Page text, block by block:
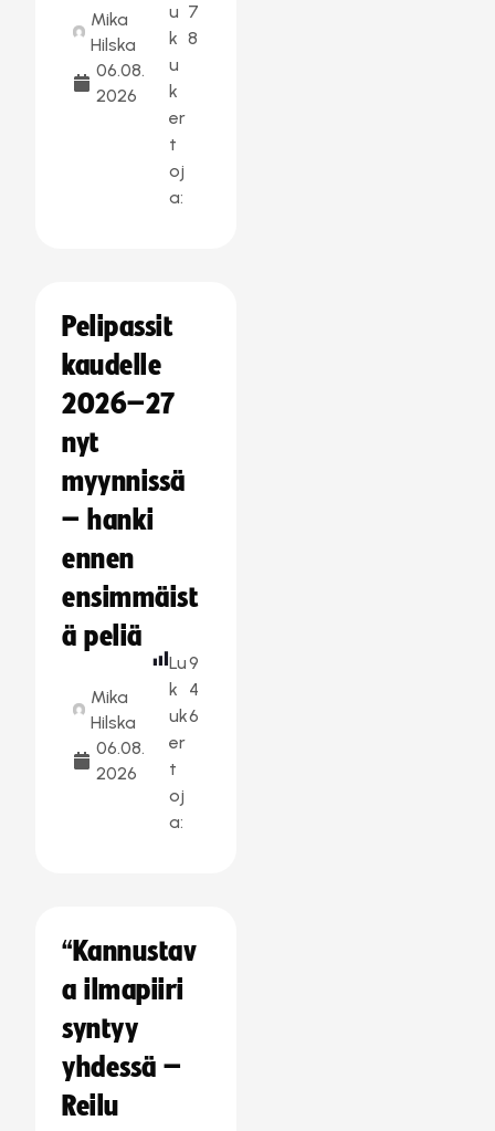
Mika
Hilska
06.08.
2026
u
k
u
k
er
t
oj
a:
7
8
Pelipassit
kaudelle
2026–27
nyt
myynnissä
– hanki
ennen
ensimmäist
ä peliä
Mika
Hilska
06.08.
2026
Lu
k
uk
er
t
oj
a:
9
4
6
“Kannustav
a ilmapiiri
syntyy
yhdessä –
Reilu